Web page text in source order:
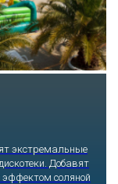
экстремальные
Добавят
соляной